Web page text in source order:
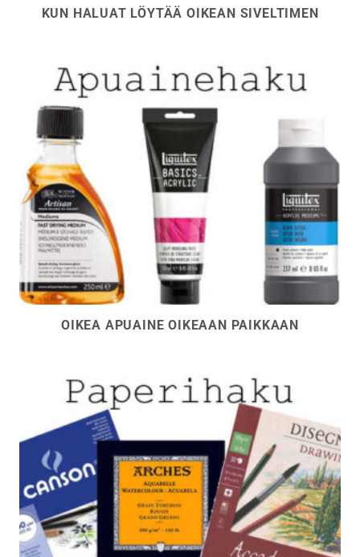
KUN HALUAT LÖYTÄÄ OIKEAN SIVELTIMEN
OIKEA APUAINE OIKEAAN PAIKKAAN